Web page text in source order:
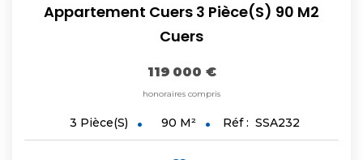
Appartement Cuers 3 Pièce(s) 90 M2
Cuers
119 000 €
honoraires compris
3 Pièce(s) 90 M² Réf : SSA232